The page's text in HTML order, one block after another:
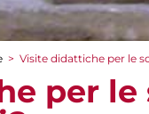
> Visite didattiche per le
per le